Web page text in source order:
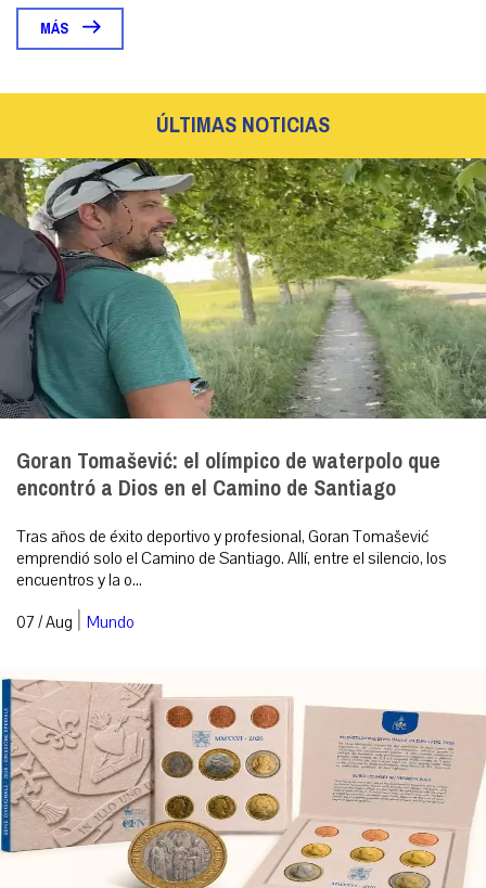
MÁS
ÚLTIMAS NOTICIAS
Goran Tomašević: el olímpico de waterpolo que
encontró a Dios en el Camino de Santiago
Tras años de éxito deportivo y profesional, Goran Tomašević
emprendió solo el Camino de Santiago. Allí, entre el silencio, los
encuentros y la o...
07 / Aug | Mundo